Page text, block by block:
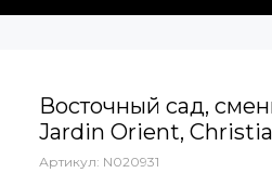
Восточный сад,
Jardin Orient,
Артикул: N020931